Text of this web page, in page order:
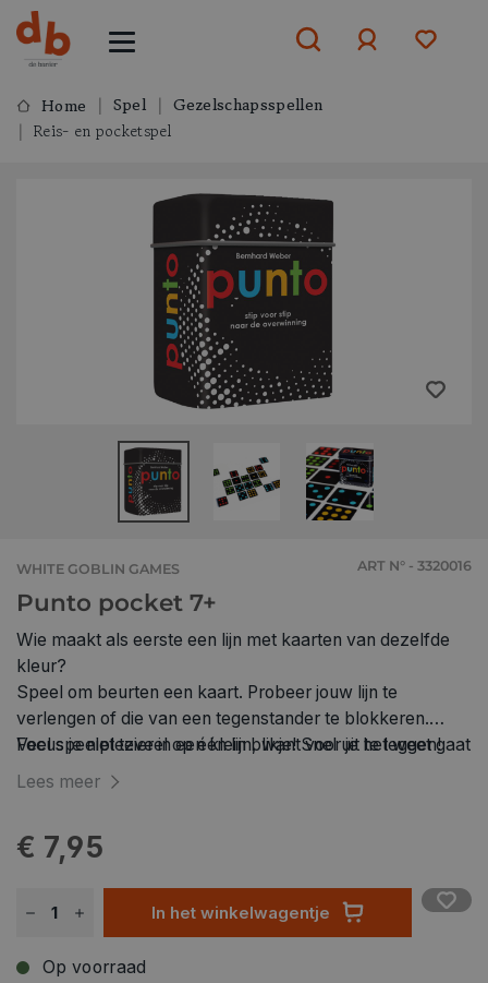
ofaanmelden
Home Spel
Gezelschapsspellen
Reis- en pocketspel
WHITE GOBLIN GAMES ART N° - 3320016
Punto pocket 7+
Wie maakt als eerste een lijn met kaarten van dezelfde
kleur?
Speel om beurten een kaart. Probeer jouw lijn te
verlengen of die van een tegenstander te blokkeren.
Focus je niet teveel op één lijn, want voor je het weet gaat
een ander er met de overwinning van door.
Veel speelplezier in een klein blikje! Snel uit te leggen!
Lees meer
€ 7,95
In het winkelwagentje
Op voorraad